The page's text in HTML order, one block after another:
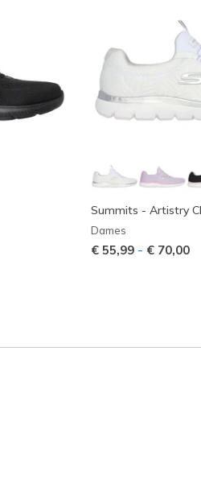
Summits - Artistry
Dames
€ 55,99 - € 70,00